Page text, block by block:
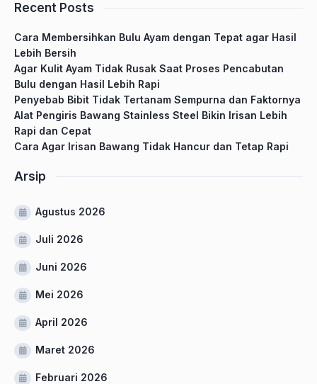
Recent Posts
Cara Membersihkan Bulu Ayam dengan Tepat agar Hasil
Lebih Bersih
Agar Kulit Ayam Tidak Rusak Saat Proses Pencabutan
Bulu dengan Hasil Lebih Rapi
Penyebab Bibit Tidak Tertanam Sempurna dan Faktornya
Alat Pengiris Bawang Stainless Steel Bikin Irisan Lebih
Rapi dan Cepat
Cara Agar Irisan Bawang Tidak Hancur dan Tetap Rapi
Arsip
Agustus 2026
Juli 2026
Juni 2026
Mei 2026
April 2026
Maret 2026
Februari 2026